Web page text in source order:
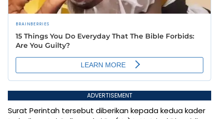
ADVERTISEMENT
Surat Perintah tersebut diberikan kepada kedua kader